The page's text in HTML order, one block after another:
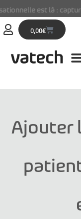
est là : capturez
0,00€
Ajouter